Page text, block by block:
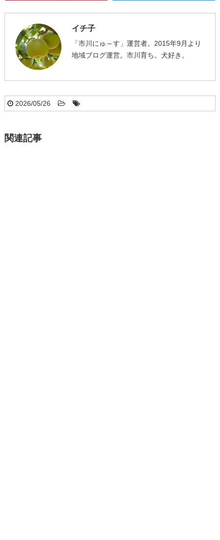
イチ子
「市川にゅ～す」運営者。2015年9月より
地域ブログ運営。市川育ち。犬好き。
2026/05/26
関連記事